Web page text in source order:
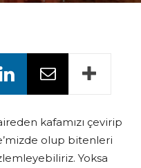
kafamızı çevirip
olup bitenleri
Yoksa